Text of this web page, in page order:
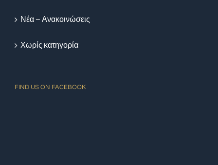
Νέα – Ανακοινώσεις
Χωρίς κατηγορία
FIND US ON FACEBOOK